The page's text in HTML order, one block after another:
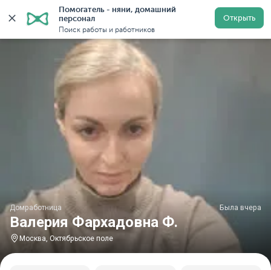
Помогатель - няни, домашний
персонал
Поиск работы и работников
Открыть
Главная Домработницы Домработницы в Москве
Валерия Фархадовна Ф.
Домработница Была вчера
Москва, Октябрьское поле